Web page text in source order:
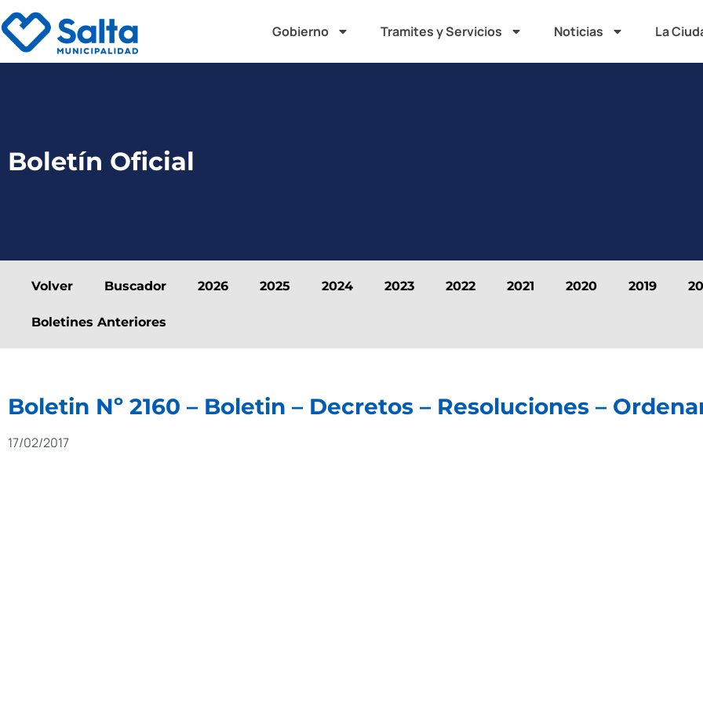
Gobierno Tramites y Servicios Noticias La
Boletín Oficial
Volver Buscador 2026 2025 2024 2023 2022 2021 2020 2019
Boletines Anteriores
Boletin Nº 2160 – Boletin – Decretos – Resoluciones –
17/02/2017